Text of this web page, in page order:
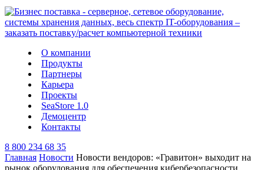
О компании
Продукты
Партнеры
Карьера
Проекты
SeaStore 1.0
Демоцентр
Контакты
8 800 234 68 35
Главная Новости Новости вендоров: «Гравитон» выходит на
рынок оборудования для обеспечения кибербезопасности